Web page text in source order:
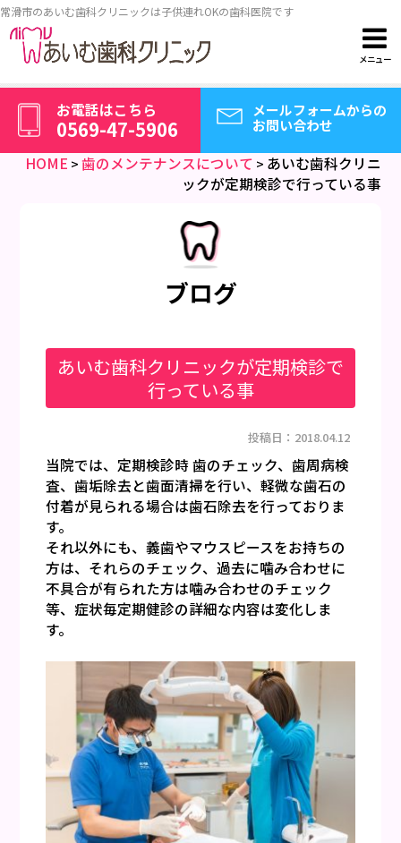
お電話はこちら
0569-47-5906
メールフォームから
の
お問い合わせ
ホーム
歯のメンテナンスについて
お子さんの治療について
歯周病予防
その他の治療について
入れ歯・訪問歯科
新着情報
お問い合わせ
プライバシーポリシー
常滑市のあいむ歯科クリニックは子供連れOKの歯科医院です
メニュー
お電話はこちら
0569-47-5906
メールフォームからの
お問い合わせ
HOME > 歯のメンテナンスについて > あいむ歯科クリニ
ックが定期検診で行っている事
ブログ
あいむ歯科クリニックが定期検診で
行っている事
投稿日：2018.04.12
当院では、定期検診時 歯のチェック、歯周病検
査、歯垢除去と歯面清掃を行い、軽微な歯石の
付着が見られる場合は歯石除去を行っておりま
す。
それ以外にも、義歯やマウスピースをお持ちの
方は、それらのチェック、過去に噛み合わせに
不具合が有られた方は噛み合わせのチェック
等、症状毎定期健診の詳細な内容は変化しま
す。